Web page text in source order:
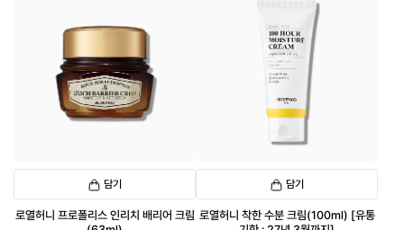
담기
로열허니 프로폴리스 인리치 배리어 크림
담기
로열허니 착한 수분 크림(100ml) [유통